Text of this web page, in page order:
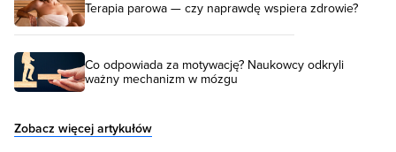
Terapia parowa — czy naprawdę wspiera zdrowie?
Co odpowiada za motywację? Naukowcy odkryli
ważny mechanizm w mózgu
Zobacz więcej artykułów